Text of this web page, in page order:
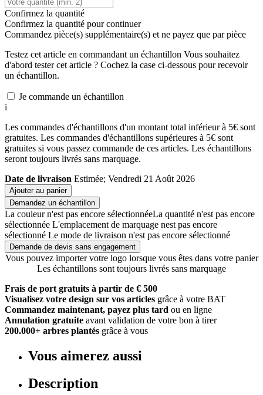
Confirmez la quantité
Confirmez la quantité pour continuer
Commandez pièce(s) supplémentaire(s) et ne payez que par pièce
Testez cet article en commandant un échantillon Vous souhaitez
d'abord tester cet article ? Cochez la case ci-dessous pour recevoir
un échantillon.
Je commande un échantillon
i
Les commandes d'échantillons d'un montant total inférieur à 5€ sont
gratuites. Les commandes d'échantillons supérieures à 5€ sont
gratuites si vous passez commande de ces articles. Les échantillons
seront toujours livrés sans marquage.
Date de livraison Estimée; Vendredi 21 Août 2026
Ajouter au panier
Demandez un échantillon
La couleur n'est pas encore sélectionnéeLa quantité n'est pas encore
sélectionnée L'emplacement de marquage nest pas encore
sélectionné Le mode de livraison n'est pas encore sélectionné
Demande de devis sans engagement
Vous pouvez importer votre logo lorsque vous êtes dans votre panier
Les échantillons sont toujours livrés sans marquage
Frais de port gratuits à partir de € 500
Visualisez votre design sur vos articles grâce à votre BAT
Commandez maintenant, payez plus tard ou en ligne
Annulation gratuite avant validation de votre bon à tirer
200.000+ arbres plantés grâce à vous
Vous aimerez aussi
Description